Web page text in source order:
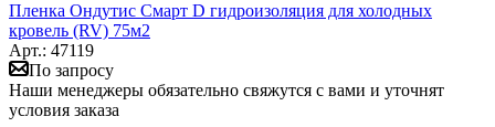
Пленка Ондутис Смарт D гидроизоляция для холодных
кровель (RV) 75м2
Арт.: 47119
По запросу
Наши менеджеры обязательно свяжутся с вами и уточнят
условия заказа